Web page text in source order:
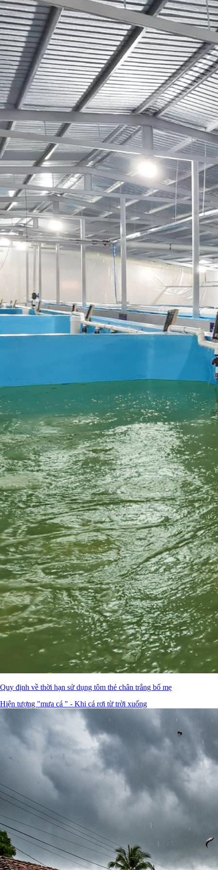
Quy định về thời hạn sử dụng tôm thẻ chân trắng bố mẹ
Hiện tượng "mưa cá " - Khi cá rơi từ trời xuống